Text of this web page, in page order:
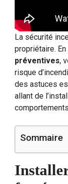
La sécurité
propriétaire.
préventives,
risque
des astuces
allant de
Sommaire